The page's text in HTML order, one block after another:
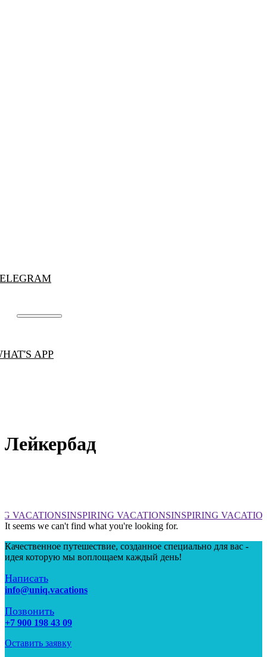
APP
Лейкербад
VACATIONSINSPIRING VACATIONSINSPIRING
It seems we can't find what you're looking for.
Качественное путешествие, созданное специально для вас -
идея которую мы воплощаем каждый день!
Написать
info@uniq.vacations
Позвонить
+7 900 198 43 09
Оставить заявку